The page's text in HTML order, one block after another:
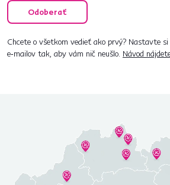
Odoberať
Chcete o všetkom vedieť ako prvý? Nastavte si
e‑mailov tak, aby vám nič neušlo. Návod